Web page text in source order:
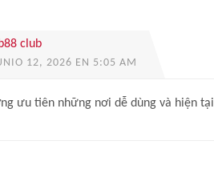
club
12, 2026 EN 5:05 AM
ưu tiên những nơi dễ dùng và hiện tại